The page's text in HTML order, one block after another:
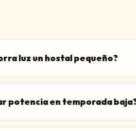
luz un hostal pequeño?
potencia en temporada